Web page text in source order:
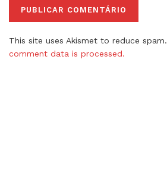
This site uses Akismet to reduce spam.
comment data is processed.